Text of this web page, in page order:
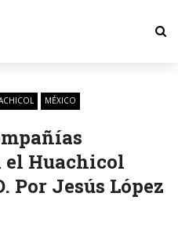
MÉXICO
Huachicol
Por Jesús López